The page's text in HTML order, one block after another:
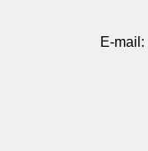
E-mail: